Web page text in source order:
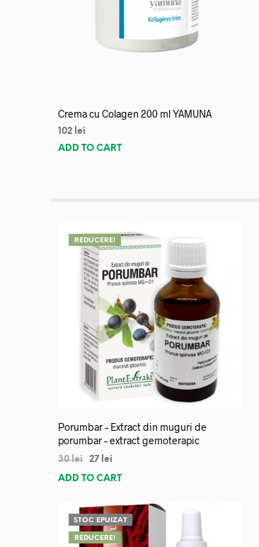
Crema cu Colagen 200 ml YAMUNA
102 lei
ADD TO CART
REDUCERE!
Porumbar – Extract din muguri de
porumbar – extract gemoterapic
30lei 27 lei
ADD TO CART
STOC EPUIZAT
REDUCERE!